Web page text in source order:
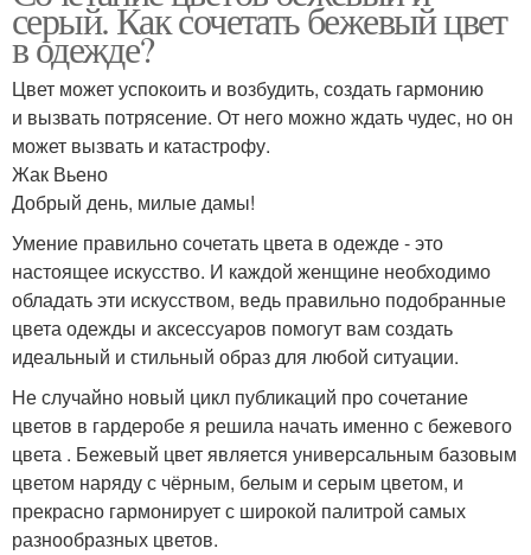
серый. Как сочетать бежевый цвет
в одежде?
Цвет может успокоить и возбудить, создать гармонию
и вызвать потрясение. От него можно ждать чудес, но он
может вызвать и катастрофу.
Жак Вьено
Добрый день, милые дамы!
Умение правильно сочетать цвета в одежде - это
настоящее искусство. И каждой женщине необходимо
обладать эти искусством, ведь правильно подобранные
цвета одежды и аксессуаров помогут вам создать
идеальный и стильный образ для любой ситуации.
Не случайно новый цикл публикаций про сочетание
цветов в гардеробе я решила начать именно с бежевого
цвета . Бежевый цвет является универсальным базовым
цветом наряду с чёрным, белым и серым цветом, и
прекрасно гармонирует с широкой палитрой самых
разнообразных цветов.